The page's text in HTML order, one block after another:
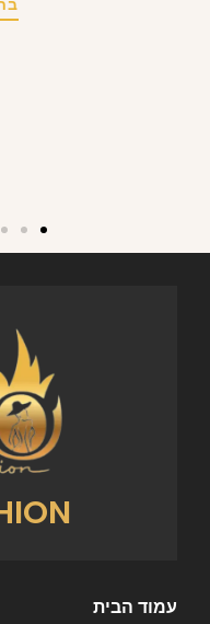
עמוד הבית